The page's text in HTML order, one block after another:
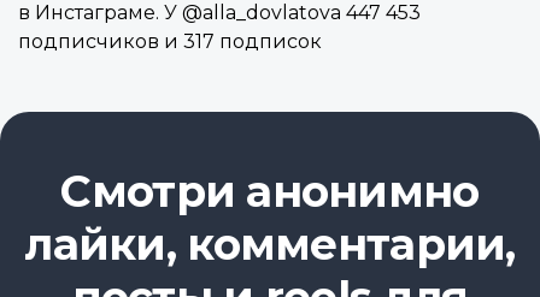
в Инстаграме. У @alla_dovlatova 447 453
подписчиков и 317 подписок
Смотри анонимно
лайки, комментарии,